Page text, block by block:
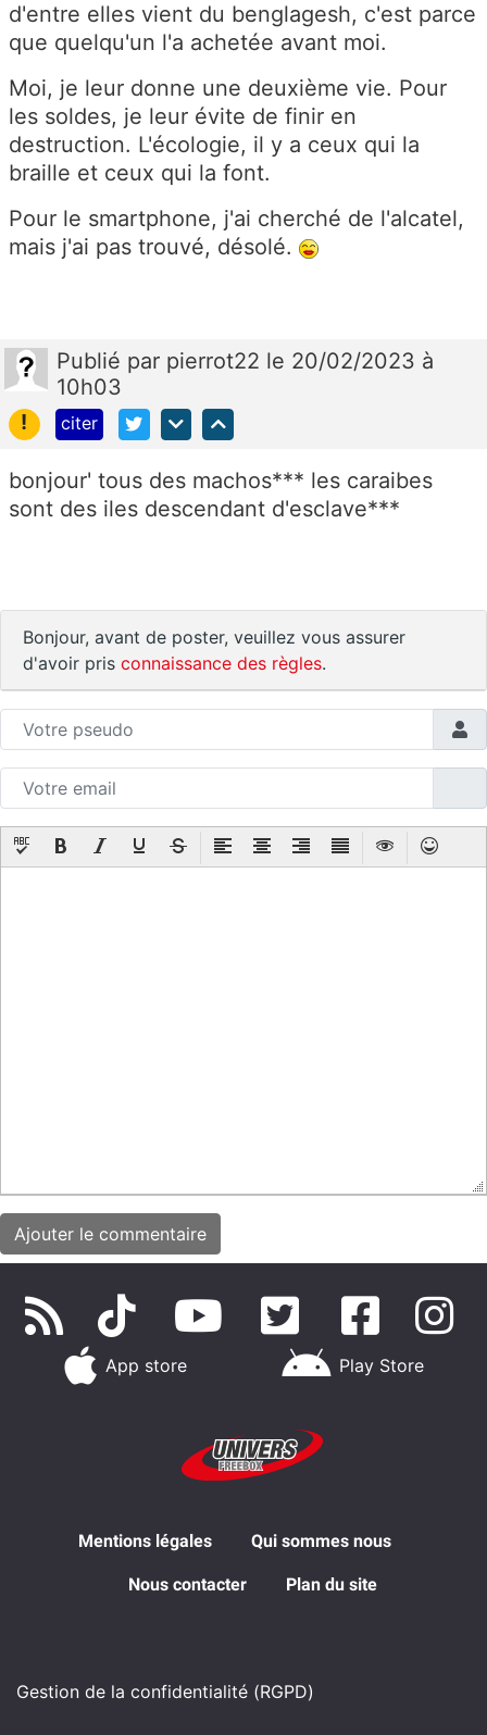
d'entre elles vient du benglagesh, c'est parce
que quelqu'un l'a achetée avant moi.
Moi, je leur donne une deuxième vie. Pour
les soldes, je leur évite de finir en
destruction. L'écologie, il y a ceux qui la
braille et ceux qui la font.
Pour le smartphone, j'ai cherché de l'alcatel,
mais j'ai pas trouvé, désolé.
Publié par pierrot22 le 20/02/2023 à
10h03
!
citer
bonjour' tous des machos*** les caraibes
sont des iles descendant d'esclave***
Bonjour, avant de poster, veuillez vous assurer
d'avoir pris connaissance des règles.
App store Play Store
Mentions légales Qui sommes nous
Nous contacter Plan du site
Gestion de la confidentialité (RGPD)